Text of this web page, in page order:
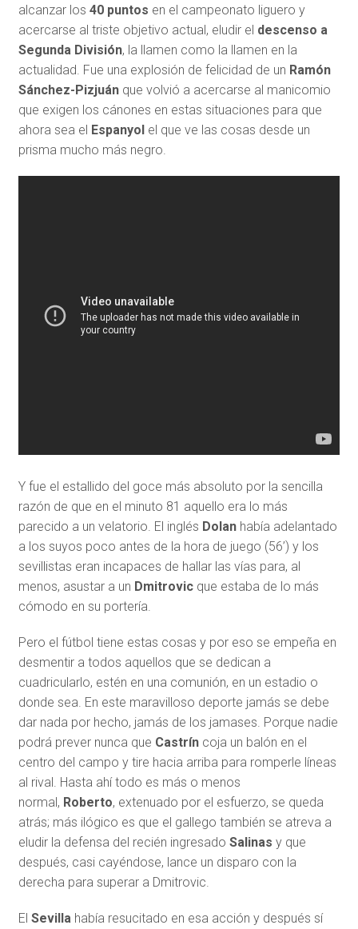
alcanzar los 40 puntos en el campeonato liguero y
acercarse al triste objetivo actual, eludir el descenso a
Segunda División, la llamen como la llamen en la
actualidad. Fue una explosión de felicidad de un Ramón
Sánchez-Pizjuánque volvió a acercarse al manicomio
que exigen los cánones en estas situaciones para que
ahora sea el Espanyol el que ve las cosas desde un
prisma mucho más negro.
Y fue el estallido del goce más absoluto por la sencilla
razón de que en el minuto 81 aquello era lo más
parecido a un velatorio. El inglés Dolanhabía adelantado
a los suyos poco antes de la hora de juego (56’) y los
sevillistas eran incapaces de hallar las vías para, al
menos, asustar a un Dmitrovicque estaba de lo más
cómodo en su portería.
Pero el fútbol tiene estas cosas y por eso se empeña en
desmentir a todos aquellos que se dedican a
cuadricularlo, estén en una comunión, en un estadio o
donde sea. En este maravilloso deporte jamás se debe
dar nada por hecho, jamás de los jamases. Porque nadie
podrá prever nunca que Castríncoja un balón en el
centro del campo y tire hacia arriba para romperle líneas
al rival. Hasta ahí todo es más o menos
normal, Roberto, extenuado por el esfuerzo, se queda
atrás; más ilógico es que el gallego también se atreva a
eludir la defensa del recién ingresado Salinas y que
después, casi cayéndose, lance un disparo con la
derecha para superar a Dmitrovic.
El Sevillahabía resucitado en esa acción y después sí